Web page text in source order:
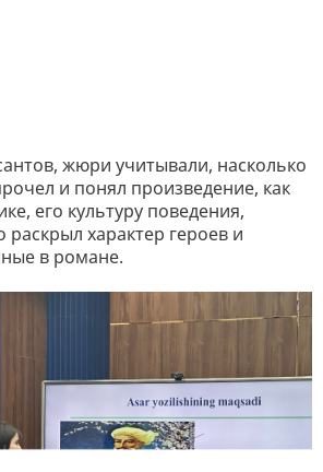
жюри учитывали, насколько
и понял произведение, как
его культуру поведения,
раскрыл характер героев и
в романе.